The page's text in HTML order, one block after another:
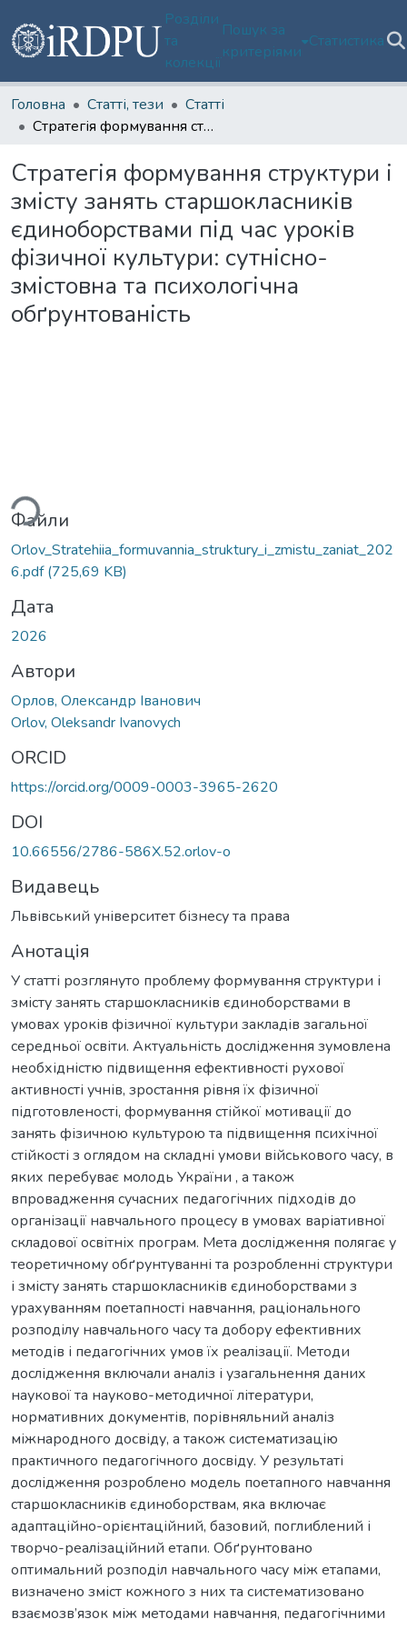
Розділи
та
колекції
Пошук за
критеріями
Статистика
Головна Статті, тези
Статті
Стратегія формування структури і змісту занять старшокласників єдиноборствами під час уроків фізичної культури: сутнісно-змістовна та психологічна обґрунтованість
Стратегія формування структури і
змісту занять старшокласників
єдиноборствами під час уроків
фізичної культури: сутнісно-
змістовна та психологічна
обґрунтованість
Вантажиться...
Файли
Orlov_Stratehiia_formuvannia_struktury_i_zmistu_zaniat_202
6.pdf(725,69 KB)
Дата
2026
Автори
Орлов, Олександр Іванович
Orlov, Oleksandr Ivanovych
ORCID
https://orcid.org/0009-0003-3965-2620
DOI
10.66556/2786-586X.52.orlov-o
Видавець
Львівський університет бізнесу та права
Анотація
У статті розглянуто проблему формування структури і
змісту занять старшокласників єдиноборствами в
умовах уроків фізичної культури закладів загальної
середньої освіти. Актуальність дослідження зумовлена
необхідністю підвищення ефективності рухової
активності учнів, зростання рівня їх фізичної
підготовленості, формування стійкої мотивації до
занять фізичною культурою та підвищення психічної
стійкості з оглядом на складні умови військового часу, в
яких перебуває молодь України , а також
впровадження сучасних педагогічних підходів до
організації навчального процесу в умовах варіативної
складової освітніх програм. Мета дослідження полягає у
теоретичному обґрунтуванні та розробленні структури
і змісту занять старшокласників єдиноборствами з
урахуванням поетапності навчання, раціонального
розподілу навчального часу та добору ефективних
методів і педагогічних умов їх реалізації. Методи
дослідження включали аналіз і узагальнення даних
наукової та науково-методичної літератури,
нормативних документів, порівняльний аналіз
міжнародного досвіду, а також систематизацію
практичного педагогічного досвіду. У результаті
дослідження розроблено модель поетапного навчання
старшокласників єдиноборствам, яка включає
адаптаційно-орієнтаційний, базовий, поглиблений і
творчо-реалізаційний етапи. Обґрунтовано
оптимальний розподіл навчального часу між етапами,
визначено зміст кожного з них та систематизовано
взаємозв’язок між методами навчання, педагогічними